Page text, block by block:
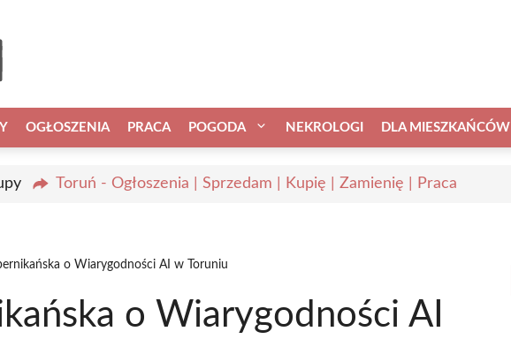
OGŁOSZENIA PRACA POGODA NEKROLOGI DLA MIESZKAŃCÓW
Toruń - Ogłoszenia | Sprzedam | Kupię | Zamienię | Praca
o Wiarygodności AI w Toruniu
o Wiarygodności AI